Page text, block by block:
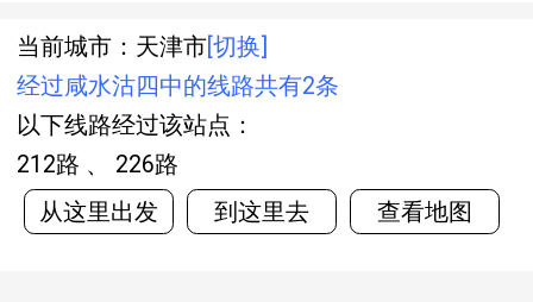
当前城市：天津市 [切换]
经过咸水沽四中的线路共有2条
以下线路经过该站点：
212路 、 226路
从这里出发
到这里去 查看地图